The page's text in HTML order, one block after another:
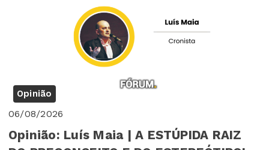
Opinião
06/08/2026
Opinião: Luís Maia | A ESTÚPIDA RAIZ